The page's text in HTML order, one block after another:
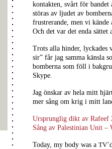
kontakten, svårt för
störas av ljudet av
frustrerande, men vi kände
Och det var det enda
Trots alla hinder, lyckades
sir” får jag samma känsla
bomberna som föll i
Skype.
Jag önskar av hela mitt
mer sång om krig i mitt
Ursprunglig dikt av Rafeef
Sång av Palestinian Unit –
Today, my body was a TV